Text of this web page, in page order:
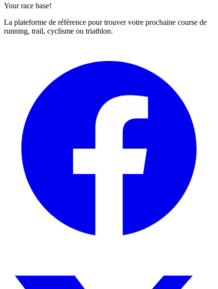
Your race base!
La plateforme de référence pour trouver votre prochaine course de
running, trail, cyclisme ou triathlon.